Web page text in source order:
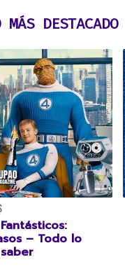
MÁS DESTACADO
– Todo lo